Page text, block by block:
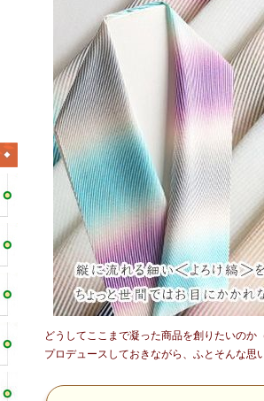
どうしてここまで凝った商品を創りたいのか
プロデュースしておきながら、ふとそんな思